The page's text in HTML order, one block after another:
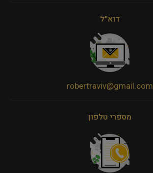
דוא״ל
robertraviv@gmail.com
מספרי טלפון